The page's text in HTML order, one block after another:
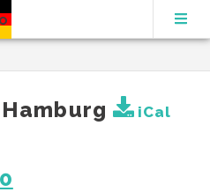
iCal